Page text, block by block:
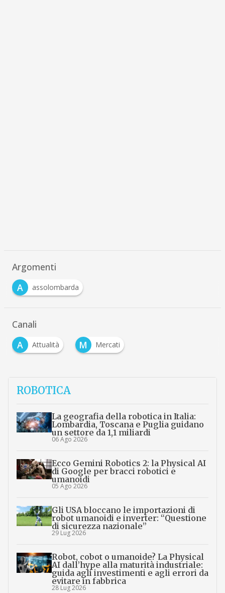
Argomenti
A
assolombarda
Canali
A
Attualità M Mercati
ROBOTICA
La geografia della robotica in Italia:
Lombardia, Toscana e Puglia guidano
un settore da 1,1 miliardi
06 Ago 2026
Ecco Gemini Robotics 2: la Physical AI
di Google per bracci robotici e
umanoidi
05 Ago 2026
Gli USA bloccano le importazioni di
robot umanoidi e inverter: “Questione
di sicurezza nazionale”
29 Lug 2026
Robot, cobot o umanoide? La Physical
AI dall’hype alla maturità industriale:
guida agli investimenti e agli errori da
evitare in fabbrica
28 Lug 2026